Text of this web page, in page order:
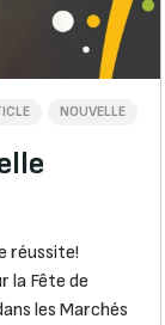
NOUVELLE
réussite!
la Fête de
les Marchés